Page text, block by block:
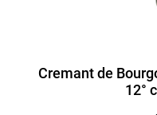
Cremant de
12°